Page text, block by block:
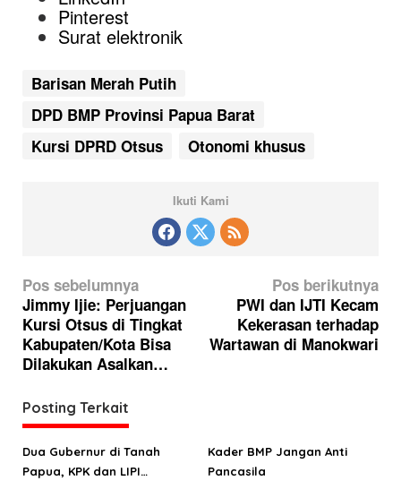
Pinterest
Surat elektronik
Barisan Merah Putih
DPD BMP Provinsi Papua Barat
Kursi DPRD Otsus
Otonomi khusus
Ikuti Kami
N
a
v
i
a
s
i
Pos sebelumnya
Jimmy Ijie: Perjuangan
Kursi Otsus di Tingkat
Kabupaten/Kota Bisa
Dilakukan Asalkan…
Pos berikutnya
PWI dan IJTI Kecam
Kekerasan terhadap
Wartawan di Manokwari
Posting Terkait
Dua Gubernur di Tanah
Papua, KPK dan LIPI
Kader BMP Jangan Anti
Pancasila